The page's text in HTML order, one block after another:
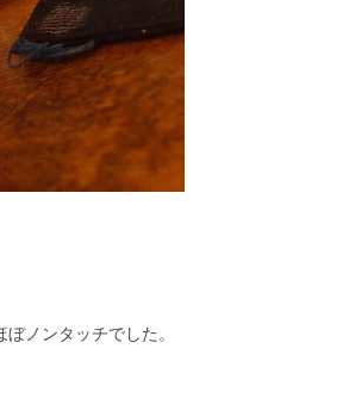
ノンタッチでした。